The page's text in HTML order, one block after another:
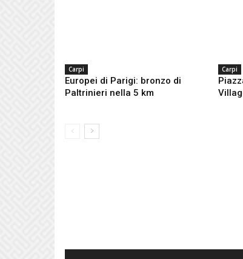
Carpi
Europei di Parigi: bronzo di
Paltrinieri nella 5 km
Carpi